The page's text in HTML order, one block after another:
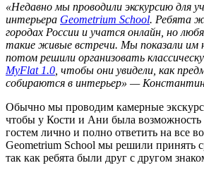
«Недавно мы проводили экскурсию для
интерьера Geometrium School. Ребята
городах России и учатся онлайн, но
такие живые встречи. Мы показали им
потом решили организовать
MyFlat 1.0, чтобы они увидели, как
собираются в интерьер» —
Обычно мы проводим камерные
чтобы у Кости и Ани была
гостем лично и полно ответить на все
Geometrium School мы решили принять
так как ребята были друг с другом